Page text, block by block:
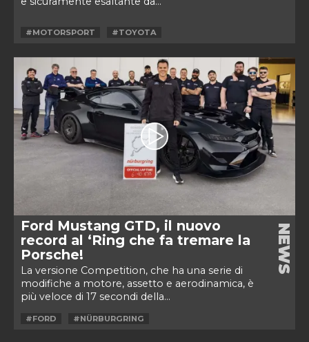
#MOTORSPORT #TOYOTA
Ford Mustang GTD, il nuovo
record al ‘Ring che fa tremare la
Porsche!
La versione Competition, che ha una serie di
modifiche a motore, assetto e aerodinamica, è
più veloce di 17 secondi della...
NEWS
#FORD #NÜRBURGRING